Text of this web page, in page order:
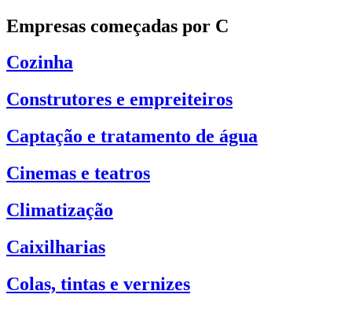
Empresas começadas por C
Cozinha
Construtores e empreiteiros
Captação e tratamento de água
Cinemas e teatros
Climatização
Caixilharias
Colas, tintas e vernizes